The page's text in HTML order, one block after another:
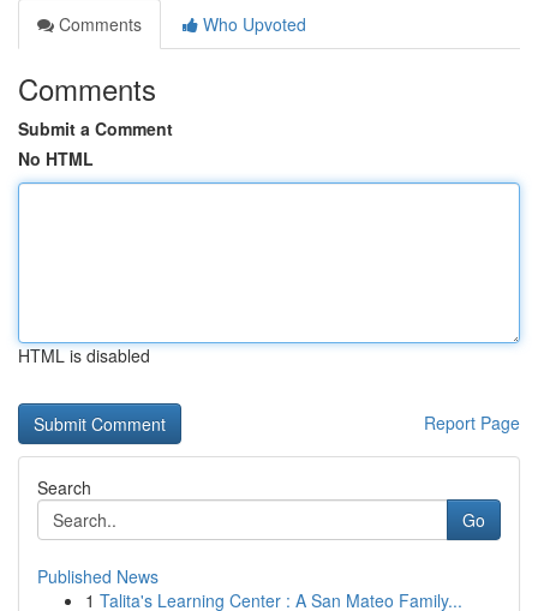
Comments
Who Upvoted
Comments
Submit a Comment
No HTML
HTML is disabled
Report Page
Search
Go
Published News
1 Talita's Learning Center : A San Mateo Family...